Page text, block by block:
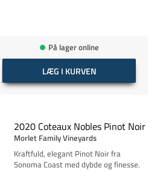
På lager online
LÆG I KURVEN
2020 Coteaux Nobles Pinot Noir
Morlet Family Vineyards
Kraftfuld, elegant Pinot Noir fra
Sonoma Coast med dybde og finesse.